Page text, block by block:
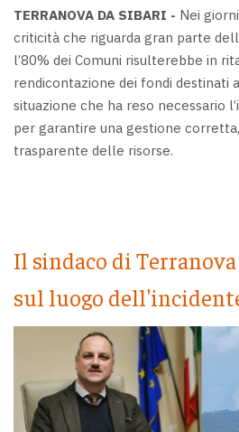
TERRANOVA DA SIBARI - Nei
criticità che riguarda gran parte
l’80% dei Comuni risulterebbe in
rendicontazione dei fondi destinati
situazione che ha reso necessario
per garantire una gestione
trasparente delle risorse.
Il sindaco di
sul luogo